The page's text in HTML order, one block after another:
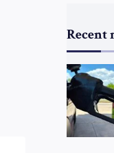
Recent